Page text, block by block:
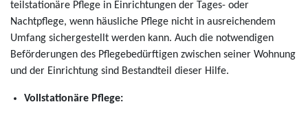
teilstationäre Pflege in Einrichtungen der Tages- oder
Nachtpflege, wenn häusliche Pflege nicht in ausreichendem
Umfang sichergestellt werden kann. Auch die notwendigen
Beförderungen des Pflegebedürftigen zwischen seiner Wohnung
und der Einrichtung sind Bestandteil dieser Hilfe.
Vollstationäre Pflege: